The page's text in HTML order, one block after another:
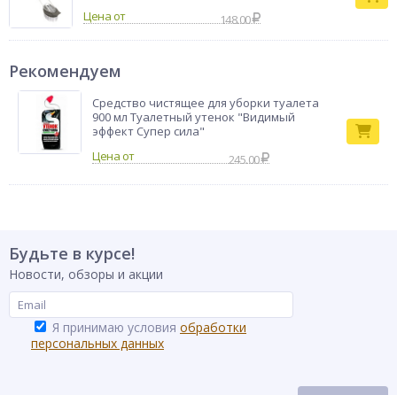
Цена от
148.00
Рекомендуем
Средство чистящее для уборки туалета
900 мл Туалетный утенок "Видимый
эффект Супер сила"
245.00
Будьте в курсе!
Новости, обзоры и акции
Я принимаю условия обработки
персональных данных